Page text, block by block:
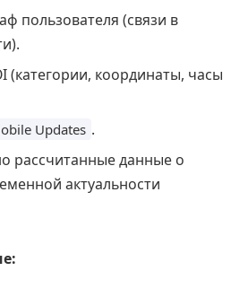
пользователя (связи в
(категории, координаты, часы
Updates .
рассчитанные данные о
актуальности